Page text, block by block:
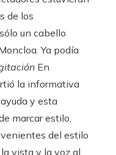
de los
un cabello
Ya podía
En
la informativa
y esta
marcar estilo,
del estilo
vista y la voz al